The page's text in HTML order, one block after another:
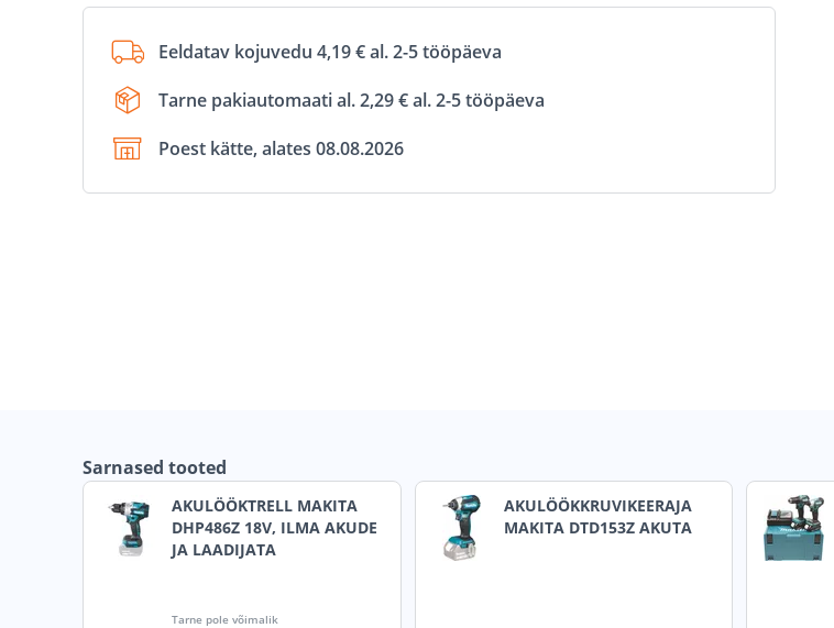
Eeldatav kojuvedu 4,19 € al. 2-5 tööpäeva
Tarne pakiautomaati al. 2,29 € al. 2-5 tööpäeva
Poest kätte, alates 08.08.2026
Sarnased tooted
AKULÖÖKTRELL MAKITA
DHP486Z 18V, ILMA AKUDE
JA LAADIJATA
Tarne pole võimalik
AKULÖÖKKRUVIKEERAJA
MAKITA DTD153Z AKUTA